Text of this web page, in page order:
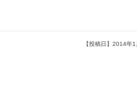
【投稿日】2014年